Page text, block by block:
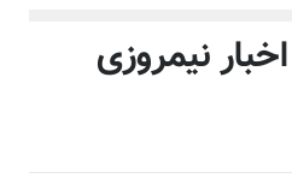
و جهان در ۶۰ثانیه - اخبار نیمروزی